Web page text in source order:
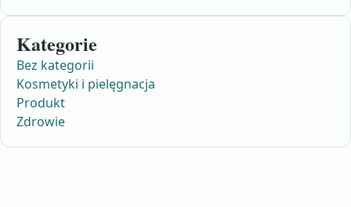
Kategorie
Bez kategorii
Kosmetyki i pielęgnacja
Produkt
Zdrowie